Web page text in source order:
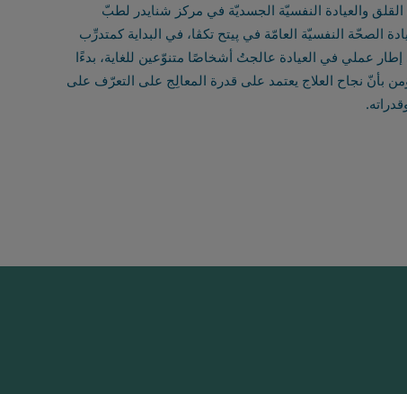
والعيادة النفسيّة الجسديّة في مركز شنايدر لطبّ
النفسيّة العامّة في پيتح تكڤا، في البداية كمتدرِّب
عملي في العيادة عالجتُ أشخاصًا متنوّعين للغاية، بدءًا
بأنّ نجاح العلاج يعتمد على قدرة المعالِج على التعرّف على